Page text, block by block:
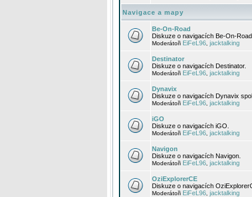
Navigace a mapy
Be-On-Road
Diskuze o navigacích Be-On-
Moderátoři EiFeL96 jacktalking
Destinator
Diskuze o navigacích Destinator.
Moderátoři EiFeL96 jacktalking
Dynavix
Diskuze o navigacích Dynavix
Moderátoři EiFeL96 jacktalking
iGO
Diskuze o navigacích iGO.
Moderátoři EiFeL96 jacktalking
Navigon
Diskuze o navigacích Navigon.
Moderátoři EiFeL96 jacktalking
OziExplorerCE
Diskuze o navigacích
Moderátoři EiFeL96 jacktalking